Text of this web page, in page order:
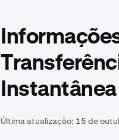
Instantânea
Última atualização: 15 de